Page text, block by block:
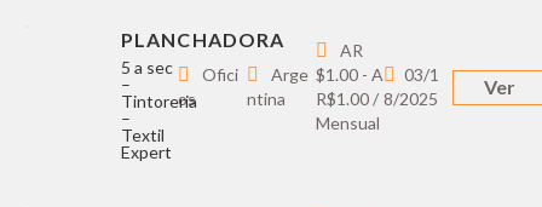
PLANCHADORA
5 a sec
–
Tintoreria
–
Textil
Expert
Ofici
os
Arge
ntina
AR
$1.00 - A
R$1.00 /
Mensual
03/1
8/2025
Ver